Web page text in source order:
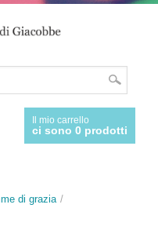
Il mio carrello
ci sono 0 prodotti
di grazia